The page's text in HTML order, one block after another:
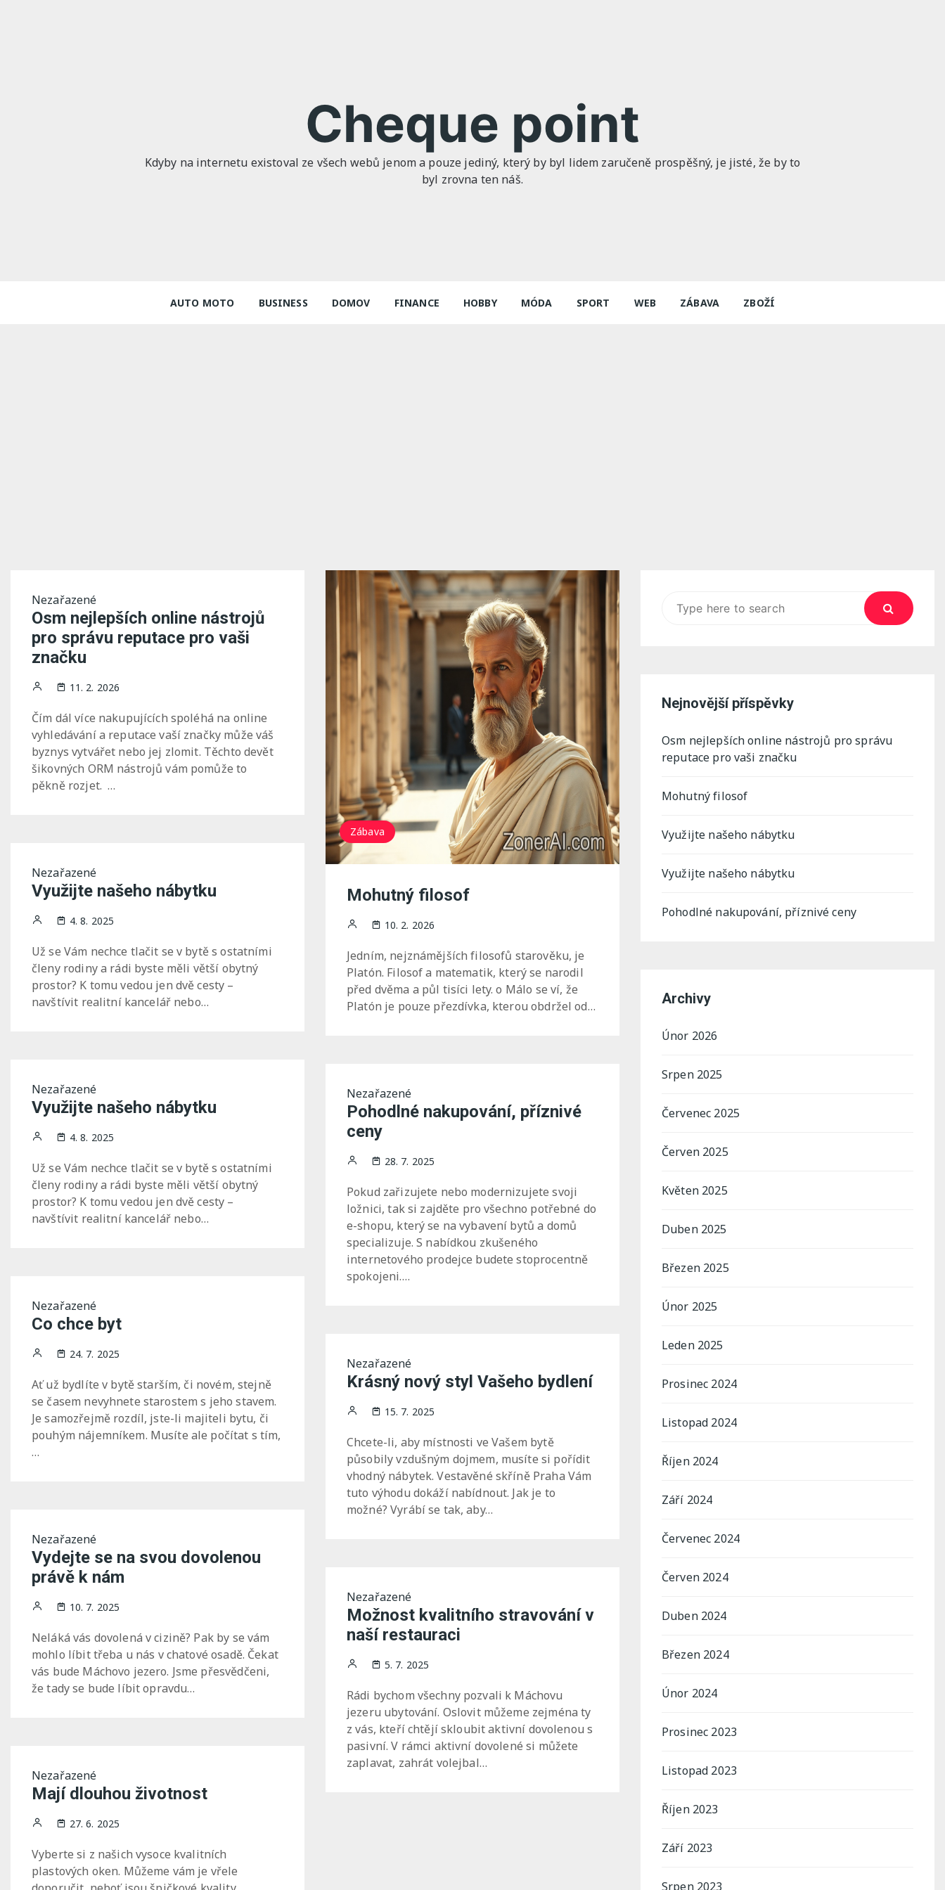
Cheque point
Kdyby na internetu existoval ze všech webů jenom a pouze jediný, který by byl lidem zaručeně prospěšný, je jisté, že by to
byl zrovna ten náš.
AUTO MOTO BUSINESS DOMOV FINANCE HOBBY MÓDA SPORT WEB ZÁBAVA ZBOŽÍ
Nezařazené
Osm nejlepších online nástrojů
pro správu reputace pro vaši
značku
11. 2. 2026
Čím dál více nakupujících spoléhá na online
vyhledávání a reputace vaší značky může váš
byznys vytvářet nebo jej zlomit. Těchto devět
šikovných ORM nástrojů vám pomůže to
pěkně rozjet. …
Zábava
Mohutný filosof
10. 2. 2026
Jedním, nejznámějších filosofů starověku, je
Platón. Filosof a matematik, který se narodil
před dvěma a půl tisíci lety. o Málo se ví, že
Platón je pouze přezdívka, kterou obdržel od…
Nezařazené
Využijte našeho nábytku
4. 8. 2025
Už se Vám nechce tlačit se v bytě s ostatními
členy rodiny a rádi byste měli větší obytný
prostor? K tomu vedou jen dvě cesty –
navštívit realitní kancelář nebo…
Nezařazené
Využijte našeho nábytku
4. 8. 2025
Už se Vám nechce tlačit se v bytě s ostatními
členy rodiny a rádi byste měli větší obytný
prostor? K tomu vedou jen dvě cesty –
navštívit realitní kancelář nebo…
Nezařazené
Pohodlné nakupování, příznivé
ceny
28. 7. 2025
Pokud zařizujete nebo modernizujete svoji
ložnici, tak si zajděte pro všechno potřebné do
e-shopu, který se na vybavení bytů a domů
specializuje. S nabídkou zkušeného
internetového prodejce budete stoprocentně
spokojeni….
Nezařazené
Co chce byt
24. 7. 2025
Ať už bydlíte v bytě starším, či novém, stejně
se časem nevyhnete starostem s jeho stavem.
Je samozřejmě rozdíl, jste-li majiteli bytu, či
pouhým nájemníkem. Musíte ale počítat s tím,
…
Nezařazené
Krásný nový styl Vašeho bydlení
15. 7. 2025
Chcete-li, aby místnosti ve Vašem bytě
působily vzdušným dojmem, musíte si pořídit
vhodný nábytek. Vestavěné skříně Praha Vám
tuto výhodu dokáží nabídnout. Jak je to
možné? Vyrábí se tak, aby…
Nezařazené
Vydejte se na svou dovolenou
právě k nám
10. 7. 2025
Neláká vás dovolená v cizině? Pak by se vám
mohlo líbit třeba u nás v chatové osadě. Čekat
vás bude Máchovo jezero. Jsme přesvědčeni,
že tady se bude líbit opravdu…
Nezařazené
Možnost kvalitního stravování v
naší restauraci
5. 7. 2025
Rádi bychom všechny pozvali k Máchovu
jezeru ubytování. Oslovit můžeme zejména ty
z vás, kteří chtějí skloubit aktivní dovolenou s
pasivní. V rámci aktivní dovolené si můžete
zaplavat, zahrát volejbal…
Nezařazené
Mají dlouhou životnost
27. 6. 2025
Vyberte si z našich vysoce kvalitních
plastových oken. Můžeme vám je vřele
Nejnovější příspěvky
Osm nejlepších online nástrojů pro správu
reputace pro vaši značku
Mohutný filosof
Využijte našeho nábytku
Využijte našeho nábytku
Pohodlné nakupování, příznivé ceny
Archivy
Únor 2026
Srpen 2025
Červenec 2025
Červen 2025
Květen 2025
Duben 2025
Březen 2025
Únor 2025
Leden 2025
Prosinec 2024
Listopad 2024
Říjen 2024
Září 2024
Červenec 2024
Červen 2024
Duben 2024
Březen 2024
Únor 2024
Prosinec 2023
Listopad 2023
Říjen 2023
Září 2023
Srpen 2023